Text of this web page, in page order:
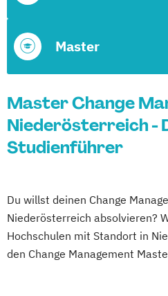
Master
Master Change
Niederösterreich -
Studienführer
Du willst deinen Change
Niederösterreich absolvieren?
Hochschulen mit Standort in
den Change Management